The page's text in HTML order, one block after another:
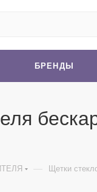
БРЕНДЫ
— Щетки